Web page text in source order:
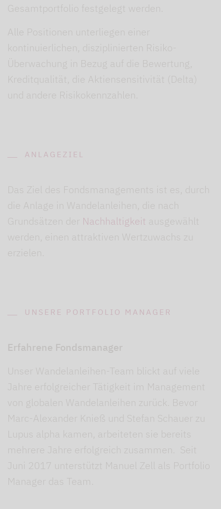
Gesamtportfolio festgelegt werden.
Alle Positionen unterliegen einer
kontinuierlichen, disziplinierten Risiko-
Überwachung in Bezug auf die Bewertung,
Kreditqualität, die Aktiensensitivität (Delta)
und andere Risikokennzahlen.
ANLAGEZIEL
Das Ziel des Fondsmanagements ist es, durch
die Anlage in Wandelanleihen, die nach
Grundsätzen der Nachhaltigkeit ausgewählt
werden, einen attraktiven Wertzuwachs zu
erzielen.
UNSERE PORTFOLIO MANAGER
Erfahrene Fondsmanager
Unser Wandelanleihen-Team blickt auf viele
Jahre erfolgreicher Tätigkeit im Management
von globalen Wandelanleihen zurück. Bevor
Marc-Alexander Knieß und Stefan Schauer zu
Lupus alpha kamen, arbeiteten sie bereits
mehrere Jahre erfolgreich zusammen. Seit
Juni 2017 unterstützt Manuel Zell als Portfolio
Manager das Team.